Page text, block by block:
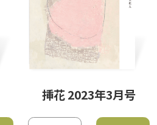
挿花 2023年3月号